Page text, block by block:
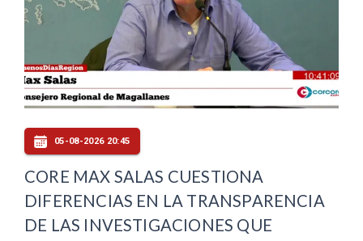
05-08-2026 20:45
CORE MAX SALAS CUESTIONA
DIFERENCIAS EN LA TRANSPARENCIA
DE LAS INVESTIGACIONES QUE